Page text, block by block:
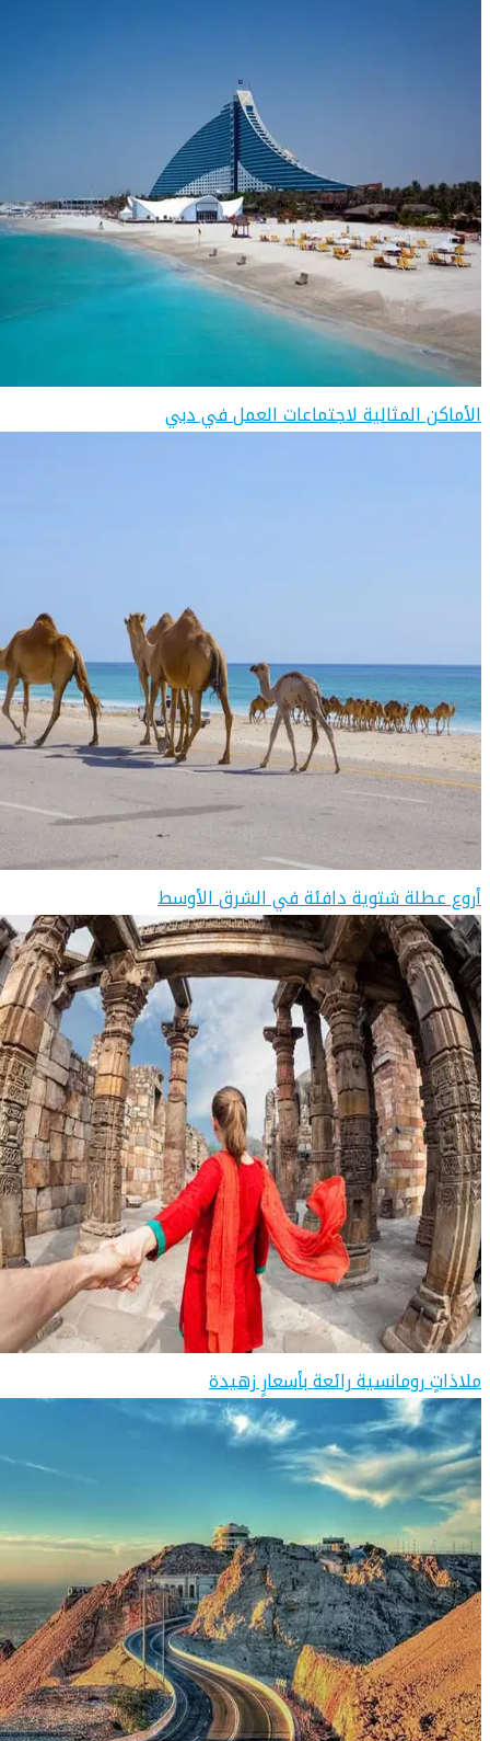
الأماكن المثالية لاجتماعات العمل في دبي
أروع عطلة شتوية دافئة في الشرق الأوسط
ملاذاتٍ رومانسية رائعة بأسعارٍ زهيدة